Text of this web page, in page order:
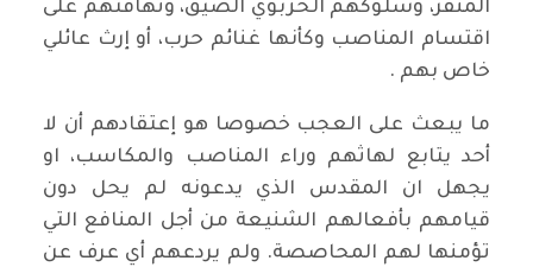
المنفّر، وسلوكهم الحزبوي الضيق، وتهافتهم على
اقتسام المناصب وكأنها غنائم حرب، أو إرث عائلي
خاص بهم .
ما يبعث على العجب خصوصا هو إعتقادهم أن لا
أحد يتابع لهاثهم وراء المناصب والمكاسب، او
يجهل ان المقدس الذي يدعونه لم يحل دون
قيامهم بأفعالهم الشنيعة من أجل المنافع التي
تؤمنها لهم المحاصصة. ولم يردعهم أي عرف عن